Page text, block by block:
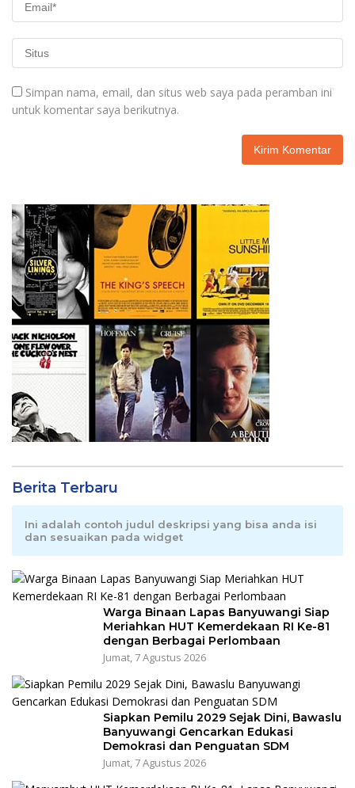
Simpan nama, email, dan situs web saya pada peramban ini
untuk komentar saya berikutnya.
Berita Terbaru
Ini adalah contoh judul deskripsi yang bisa anda isi
dan sesuaikan pada widget
Warga Binaan Lapas Banyuwangi Siap
Meriahkan HUT Kemerdekaan RI Ke-81
dengan Berbagai Perlombaan
Jumat, 7 Agustus 2026
Siapkan Pemilu 2029 Sejak Dini, Bawaslu
Banyuwangi Gencarkan Edukasi
Demokrasi dan Penguatan SDM
Jumat, 7 Agustus 2026